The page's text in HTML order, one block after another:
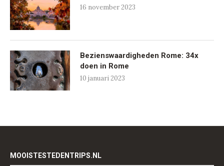
16 november 2023
Bezienswaardigheden Rome: 34x
doen in Rome
10 januari 2023
MOOISTESTEDENTRIPS.NL